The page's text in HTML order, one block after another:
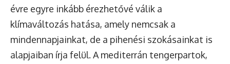
évre egyre inkább érezhetővé válik a
klímaváltozás hatása, amely nemcsak a
mindennapjainkat, de a pihenési szokásainkat is
alapjaiban írja felül. A mediterrán tengerpartok,